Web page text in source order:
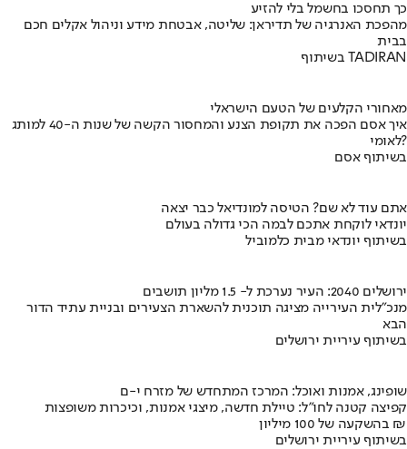
כך תחסכו בחשמל בלי להזיע
מהפכת האנרגיה של תדיראן: שליטה, אבטחת מידע וניהול אקלים חכם
בבית
בשיתוף TADIRAN
מאחורי הקלעים של הטעם הישראלי
איך אסם הפכה את תקופת הצנע והמחסור הקשה של שנות ה-40 למותג
לאומי?
בשיתוף אסם
אתם עוד לא שם? הטיסה למונדיאל כבר יצאה
יונדאי לוקחת אתכם לבמה הכי גדולה בעולם
בשיתוף יונדאי מבית כלמוביל
ירושלים 2040: העיר נערכת ל- 1.5 מליון תושבים
מנכ"לית העירייה מציגה תוכנית להשארת הצעירים ובניית עתיד הדור
הבא
בשיתוף עיריית ירושלים
שופינג, אמנות ואוכל: המרכז המתחדש של מזרח י-ם
קפיצה קטנה לחו"ל: טיילת חדשה, מיצגי אמנות, וכיכרות משופצות
בהשקעה של 100 מיליון ₪
בשיתוף עיריית ירושלים